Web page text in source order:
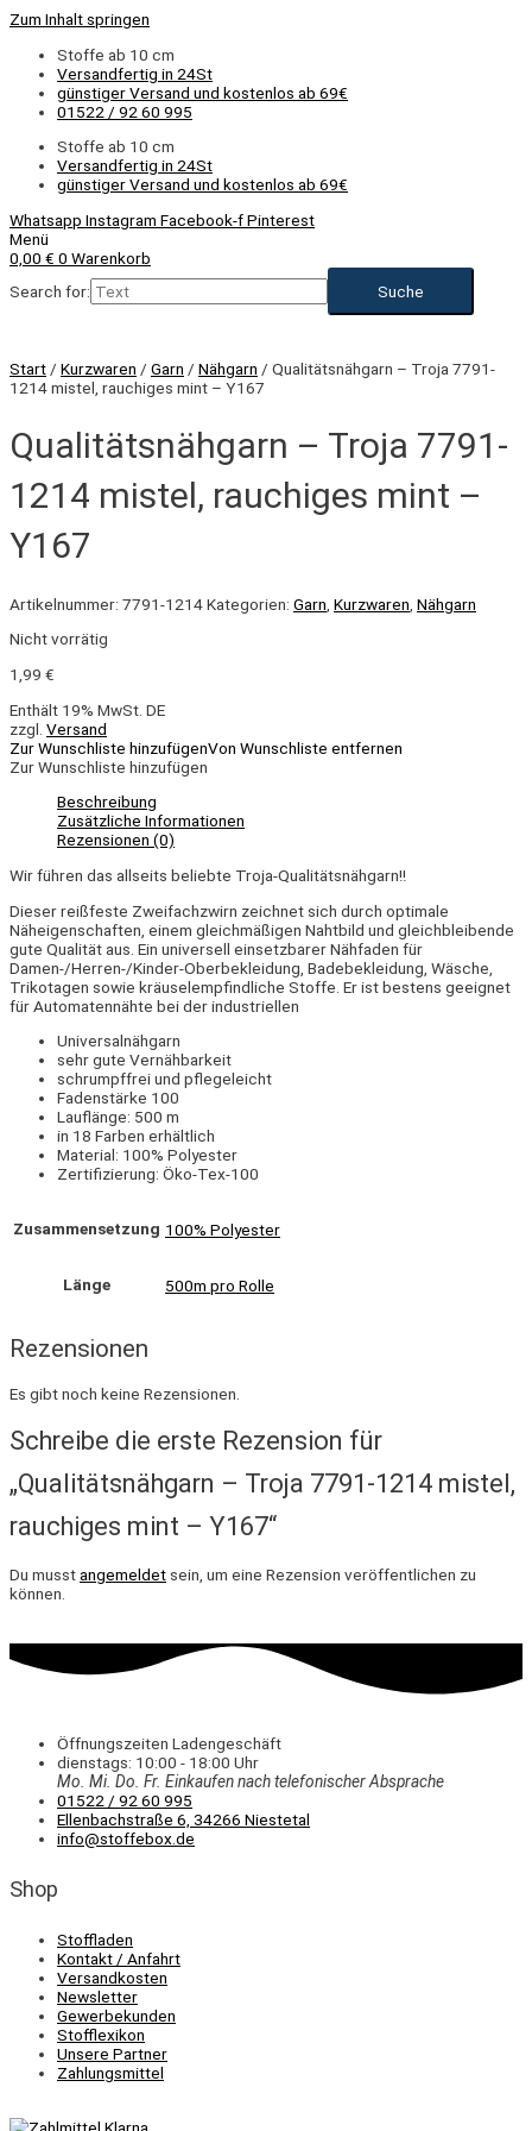
Zum Inhalt springen
Stoffe ab 10 cm
Versandfertig in 24St
günstiger Versand und kostenlos ab 69€
01522 / 92 60 995
Stoffe ab 10 cm
Versandfertig in 24St
günstiger Versand und kostenlos ab 69€
Whatsapp Instagram Facebook-fPinterest
Menü
0,00 € 0 Warenkorb
Search for:
Start / Kurzwaren / Garn / Nähgarn / Qualitätsnähgarn – Troja 7791-
1214 mistel, rauchiges mint – Y167
Qualitätsnähgarn – Troja 7791-
1214 mistel, rauchiges mint –
Y167
Artikelnummer: 7791-1214Kategorien: Garn Kurzwaren Nähgarn
Nicht vorrätig
1,99 €
Enthält 19% MwSt. DE
zzgl. Versand
Zur Wunschliste hinzufügenVon Wunschliste entfernen
Zur Wunschliste hinzufügen
Beschreibung
Zusätzliche Informationen
Rezensionen (0)
Wir führen das allseits beliebte Troja-Qualitätsnähgarn!!
Dieser reißfeste Zweifachzwirn zeichnet sich durch optimale
Näheigenschaften, einem gleichmäßigen Nahtbild und gleichbleibende
gute Qualität aus. Ein universell einsetzbarer Nähfaden für
Damen-/Herren-/Kinder-Oberbekleidung, Badebekleidung, Wäsche,
Trikotagen sowie kräuselempfindliche Stoffe. Er ist bestens geeignet
für Automatennähte bei der industriellen
Universalnähgarn
sehr gute Vernähbarkeit
schrumpffrei und pflegeleicht
Fadenstärke 100
Lauflänge: 500 m
in 18 Farben erhältlich
Material: 100% Polyester
Zertifizierung: Öko-Tex-100
Zusammensetzung 100% Polyester
Länge 500m pro Rolle
Rezensionen
Es gibt noch keine Rezensionen.
Schreibe die erste Rezension für
„Qualitätsnähgarn – Troja 7791-1214 mistel,
rauchiges mint – Y167“
Du musstangemeldet sein, um eine Rezension veröffentlichen zu
können.
Öffnungszeiten Ladengeschäft
dienstags: 10:00 - 18:00 Uhr
Mo. Mi. Do. Fr. Einkaufennach telefonischer Absprache
01522 / 92 60 995
Ellenbachstraße 6, 34266 Niestetal
info@stoffebox.de
Shop
Stoffladen
Kontakt / Anfahrt
Versandkosten
Newsletter
Gewerbekunden
Stofflexikon
Unsere Partner
Zahlungsmittel